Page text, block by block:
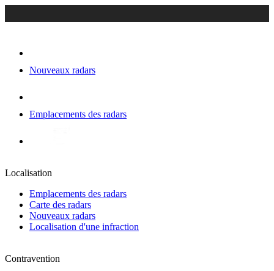
Nouveaux radars
Emplacements des radars
Localisation
Emplacements des radars
Carte des radars
Nouveaux radars
Localisation d'une infraction
Contravention